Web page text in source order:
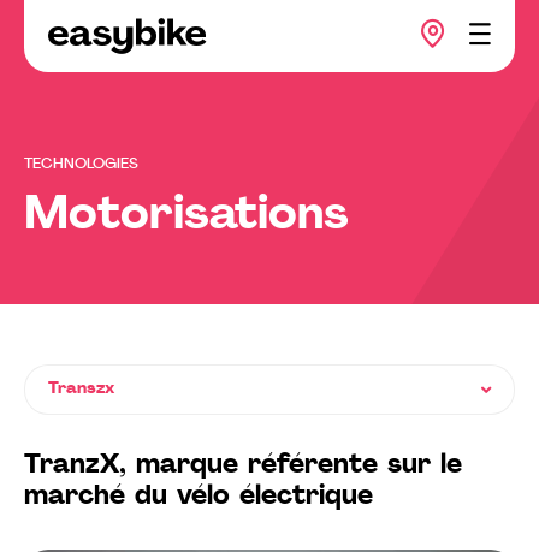
TECHNOLOGIES
Motorisations
Transzx
TranzX, marque référente sur le
marché du vélo électrique